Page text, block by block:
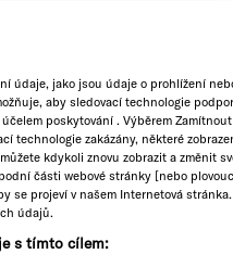
se
Cenné vitamíny
údaje, jako jsou údaje o prohlížení
aby sledovací technologie
poskytování . Výběrem
technologie zakázány, některé
kdykoli znovu zobrazit a změnit
části webové stránky [nebo
se projeví v našem Internetová
údajů.
s tímto cílem: